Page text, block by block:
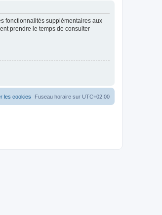
fonctionnalités supplémentaires aux
prendre le temps de consulter
Fuseau horaire sur UTC+02:00
les cookies